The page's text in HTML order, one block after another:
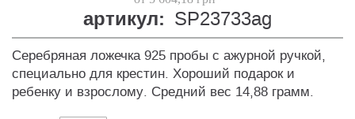
артикул: SP23733ag
Серебряная ложечка 925 пробы с ажурной ручкой,
специально для крестин. Хороший подарок и
ребенку и взрослому. Средний вес 14,88 грамм.